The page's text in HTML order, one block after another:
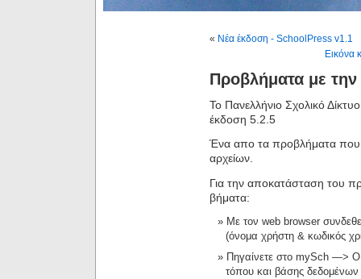
« Νέα έκδοση - SchoolPress v1.1
Εικόνα
Προβλήματα με την
Το Πανελλήνιο Σχολικό
έκδοση 5.2.5
Ένα απο τα προβλήματα που
αρχείων.
Για την αποκατάσταση του
βήματα:
Με τον web browser
(όνομα χρήστη & κωδικός
Πηγαίνετε στο mySch —> Ο
τόπου και βάσης δεδομένων